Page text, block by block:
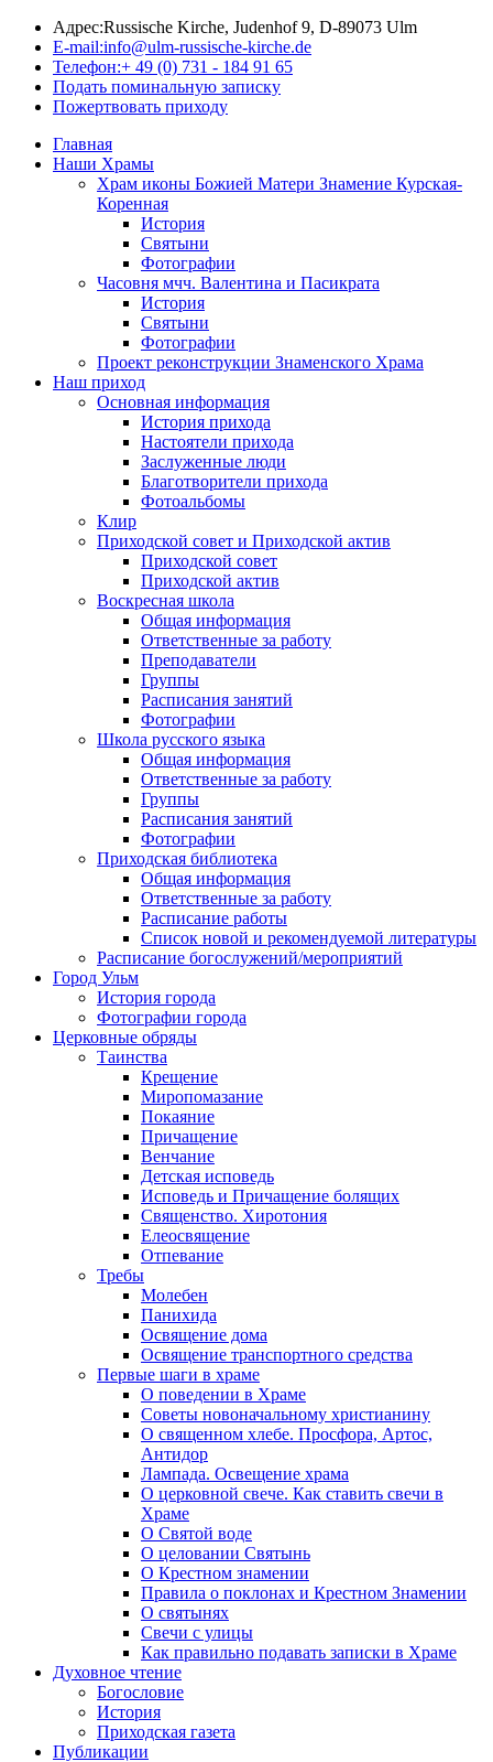
Адрес:Russische Kirche, Judenhof 9, D-89073 Ulm
E-mail:info@ulm-russische-kirche.de
Телефон:+ 49 (0) 731 - 184 91 65
Подать поминальную записку
Пожертвовать приходу
Главная
Наши Храмы
Храм иконы Божией Матери Знамение Курская-
Коренная
История
Святыни
Фотографии
Часовня мчч. Валентина и Пасикрата
История
Святыни
Фотографии
Проект реконструкции Знаменского Храма
Наш приход
Основная информация
История прихода
Настоятели прихода
Заслуженные люди
Благотворители прихода
Фотоальбомы
Клир
Приходской совет и Приходской актив
Приходской совет
Приходской актив
Воскресная школа
Общая информация
Ответственные за работу
Преподаватели
Группы
Расписания занятий
Фотографии
Школа русского языка
Общая информация
Ответственные за работу
Группы
Расписания занятий
Фотографии
Приходская библиотека
Общая информация
Ответственные за работу
Расписание работы
Список новой и рекомендуемой литературы
Расписание богослужений/мероприятий
Город Ульм
История города
Фотографии города
Церковные обряды
Таинства
Крещение
Миропомазание
Покаяние
Причащение
Венчание
Детская исповедь
Исповедь и Причащение болящих
Священство. Хиротония
Елеосвящение
Отпевание
Требы
Молебен
Панихида
Освящение дома
Освящение транспортного средства
Первые шаги в храме
О поведении в Храме
Советы новоначальному христианину
О священном хлебе. Просфора, Артос,
Антидор
Лампада. Освещение храма
О церковной свече. Как ставить свечи в
Храме
О Святой воде
О целовании Святынь
О Крестном знамении
Правила о поклонах и Крестном Знамении
О святынях
Свечи с улицы
Как правильно подавать записки в Храме
Духовное чтение
Богословие
История
Приходская газета
Публикации